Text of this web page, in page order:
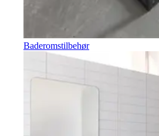
Baderomstilbehør